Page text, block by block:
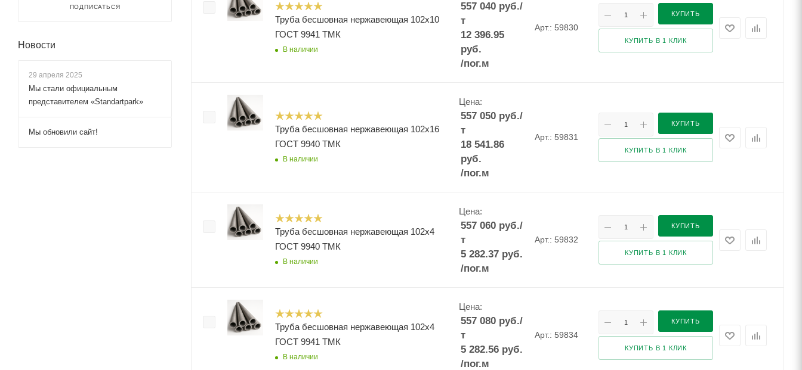
Труба бесшовная нержавеющая 102x10
ГОСТ 9941 ТМК
В наличии
557 040руб./
т
12 396.95
руб.
/пог.м
Арт.: 59830
КУПИТЬ
КУПИТЬ В 1 КЛИК
Труба бесшовная нержавеющая 102x16
ГОСТ 9940 ТМК
В наличии
Цена:
557 050руб./
т
18 541.86
руб.
/пог.м
Арт.: 59831
КУПИТЬ
КУПИТЬ В 1 КЛИК
Труба бесшовная нержавеющая 102x4
ГОСТ 9940 ТМК
В наличии
Цена:
557 060руб./
т
5 282.37 руб.
/пог.м
Арт.: 59832
КУПИТЬ
КУПИТЬ В 1 КЛИК
Труба бесшовная нержавеющая 102x4
ГОСТ 9941 ТМК
В наличии
Цена:
557 080руб./
т
5 282.56 руб.
/пог.м
Арт.: 59834
КУПИТЬ
КУПИТЬ В 1 КЛИК
ПОДПИСАТЬСЯ
Новости
29 апреля 2025
Мы стали официальным
представителем «Standartpark»
Мы обновили сайт!